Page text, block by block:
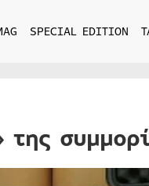
SPECIAL EDITION
της